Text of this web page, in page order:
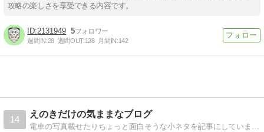
攻略の楽しさを享受できる内容です。
2131949 5
週間IN:28 週間OUT:128 月間IN:142
14
えのきだけの気ままなブログ
電車の写真載せたりちょっと面白そうな小ネタを記事にしています！